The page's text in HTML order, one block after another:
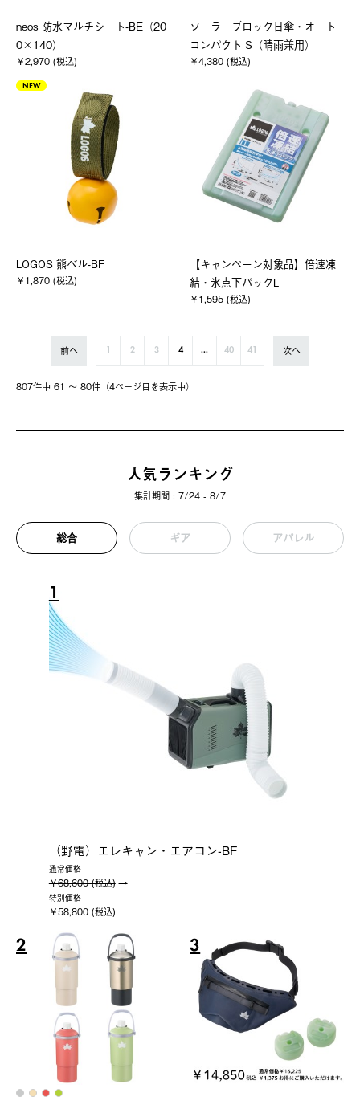
neos 防水マルチシート-BE（20
0×140）
￥2,970 (税込)
ソーラーブロック日傘・オート
コンパクト S（晴雨兼用）
￥4,380 (税込)
NEW
LOGOS 熊ベル-BF
￥1,870 (税込)
【キャンペーン対象品】倍速凍
結・氷点下パックL
￥1,595 (税込)
807件中 61 〜 80件（4ページ⽬を表⽰中）
前へ 1 2 3 4 ... 40 41 次へ
人気ランキング
集計期間 : 7/24 - 8/7
総合 ギア アパレル
1
（野電）エレキャン・エアコン-BF
通常価格
￥68,600 (税込)
特別価格
￥58,800 (税込)
2 3